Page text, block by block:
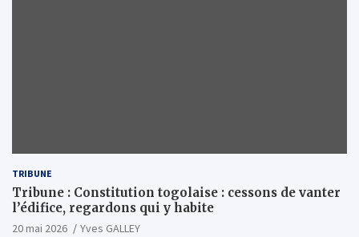
TRIBUNE
Tribune : Constitution togolaise : cessons de vanter
l’édifice, regardons qui y habite
20 mai 2026
Yves GALLEY